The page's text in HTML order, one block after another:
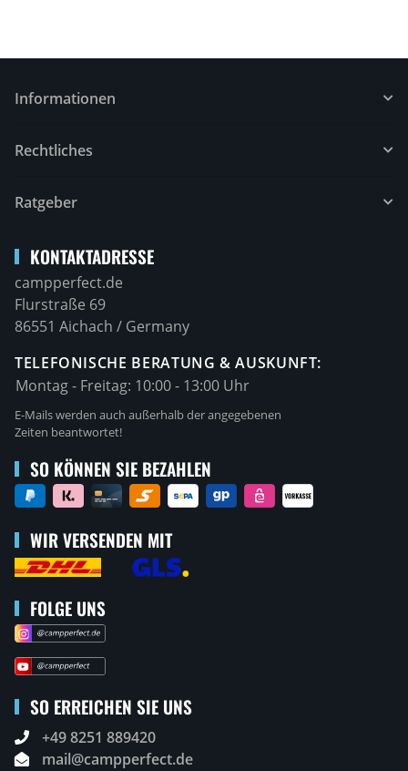
Informationen
Rechtliches
Ratgeber
KONTAKTADRESSE
campperfect.de
Flurstraße 69
86551 Aichach / Germany
TELEFONISCHE BERATUNG & AUSKUNFT:
Montag - Freitag: 10:00 - 13:00 Uhr
E-Mails werden auch außerhalb der angegebenen
Zeiten beantwortet!
SO KÖNNEN SIE BEZAHLEN
WIR VERSENDEN MIT
FOLGE UNS
SO ERREICHEN SIE UNS
+49 8251 889420
mail@campperfect.de